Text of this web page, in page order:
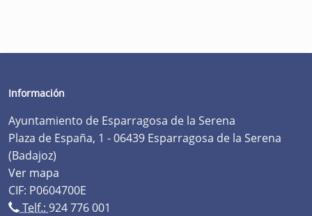
Información
Ayuntamiento de Esparragosa de la Serena
Plaza de España, 1 - 06439 Esparragosa de la Serena
(Badajoz)
Ver mapa
CIF: P0604700E
Telf.: 924 776 001